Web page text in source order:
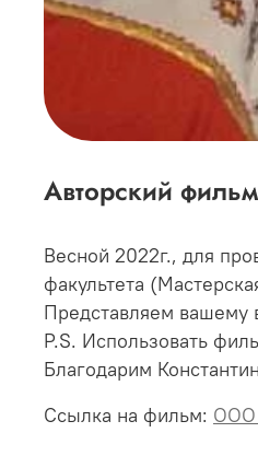
Авторский
Весной 2022г., для
факультета
Представляем вашему
P.S. Использовать
Благодарим
Ссылка на фильм: ООО